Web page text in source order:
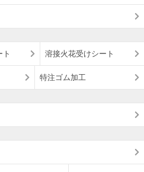
ト 溶接火花受けシート
特注ゴム加工